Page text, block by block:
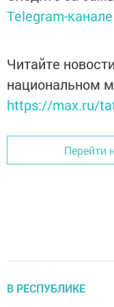
Telegram-канале
Читайте
национальном
https://max.ru/
Перейти
В РЕСПУБЛИКЕ